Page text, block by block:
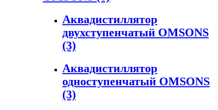
Аквадистиллятор
двухступенчатый OMSONS
(3)
Аквадистиллятор
одноступенчатый OMSONS
(3)